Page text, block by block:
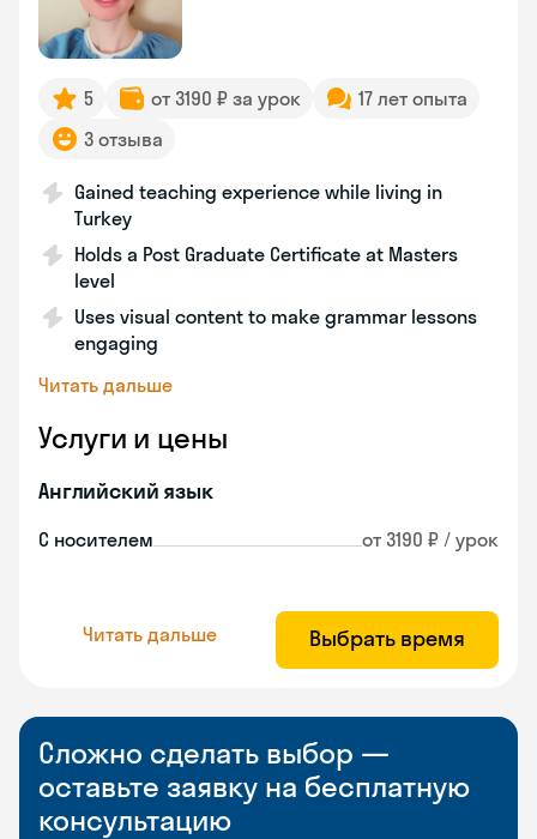
5 от 3190 ₽ за урок
17 лет опыта
3 отзыва
Gained teaching experience while living in
Turkey
Holds a Post Graduate Certificate at Masters
level
Uses visual content to make grammar lessons
engaging
Читать дальше
Услуги и цены
Английский язык
С носителем от 3190 ₽ / урок
Читать дальше Выбрать время
Сложно сделать выбор —
оставьте заявку на бесплатную
консультацию